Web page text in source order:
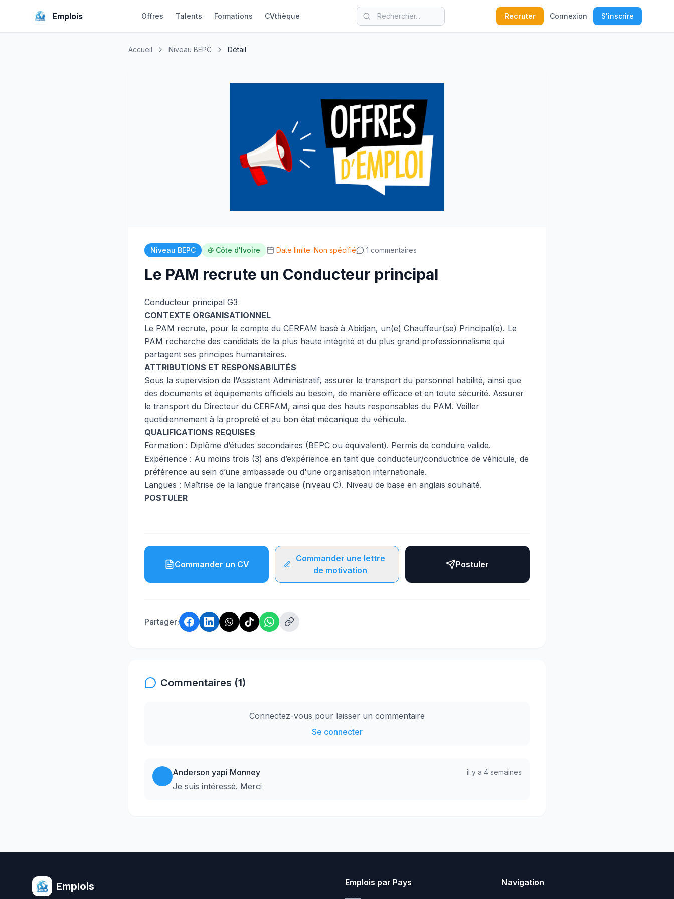
Emplois Offres Talents Formations CVthèque Recruter Connexion S'inscrire
Accueil Niveau BEPC Détail
Niveau BEPC Côte d'Ivoire Date limite: Non spécifié 1 commentaires
Le PAM recrute un Conducteur principal
Conducteur principal G3
CONTEXTE ORGANISATIONNEL
Le PAM recrute, pour le compte du CERFAM basé à Abidjan, un(e) Chauffeur(se) Principal(e). Le
PAM recherche des candidats de la plus haute intégrité et du plus grand professionnalisme qui
partagent ses principes humanitaires.
ATTRIBUTIONS ET RESPONSABILITÉS
Sous la supervision de l’Assistant Administratif, assurer le transport du personnel habilité, ainsi que
des documents et équipements officiels au besoin, de manière efficace et en toute sécurité. Assurer
le transport du Directeur du CERFAM, ainsi que des hauts responsables du PAM. Veiller
quotidiennement à la propreté et au bon état mécanique du véhicule.
QUALIFICATIONS REQUISES
Formation : Diplôme d’études secondaires (BEPC ou équivalent). Permis de conduire valide.
Expérience : Au moins trois (3) ans d’expérience en tant que conducteur/conductrice de véhicule, de
préférence au sein d’une ambassade ou d'une organisation internationale.
Langues : Maîtrise de la langue française (niveau C). Niveau de base en anglais souhaité.
POSTULER
Commander un CV
Commander une lettre
de motivation
Postuler
Partager:
Commentaires (1)
Connectez-vous pour laisser un commentaire
Se connecter
Anderson yapi Monney il y a 4 semaines
Je suis intéressé. Merci
Emplois
Emplois par Pays
Navigation